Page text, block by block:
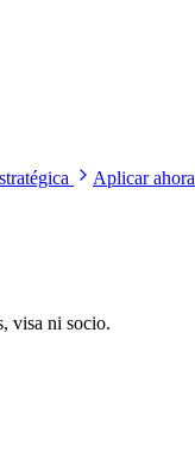
Aplicar ahora
visa ni socio.